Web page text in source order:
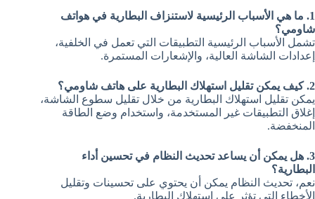
1. ما هي الأسباب الرئيسية لاستنزاف البطارية في هواتف
شاومي؟
تشمل الأسباب الرئيسية التطبيقات التي تعمل في الخلفية،
إعدادات الشاشة العالية، والإشعارات المستمرة.
2. كيف يمكن تقليل استهلاك البطارية على هاتف شاومي؟
يمكن تقليل استهلاك البطارية من خلال تقليل سطوع الشاشة،
إغلاق التطبيقات غير المستخدمة، واستخدام وضع الطاقة
المنخفضة.
3. هل يمكن أن يساعد تحديث النظام في تحسين أداء
البطارية؟
نعم، تحديث النظام يمكن أن يحتوي على تحسينات وتقليل
الأخطاء التي تؤثر على استهلاك البطارية.